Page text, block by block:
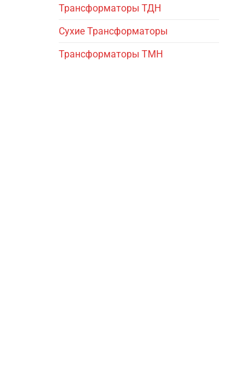
Трансформаторы ТДН
Сухие Трансформаторы
Трансформаторы ТМН